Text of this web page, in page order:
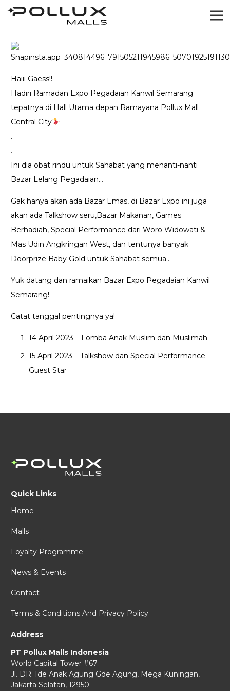
Haiii Gaess!!
Hadiri Ramadan Expo Pegadaian Kanwil Semarang
tepatnya di Hall Utama depan Ramayana Pollux Mall
Central City
.
.
Ini dia obat rindu untuk Sahabat yang menanti-nanti
Bazar Lelang Pegadaian…
Gak hanya akan ada Bazar Emas, di Bazar Expo ini juga
akan ada Talkshow seru,Bazar Makanan, Games
Berhadiah, Special Performance dari Woro Widowati &
Mas Udin Angkringan West, dan tentunya banyak
Doorprize Baby Gold untuk Sahabat semua…
Yuk datang dan ramaikan Bazar Expo Pegadaian Kanwil
Semarang!
Catat tanggal pentingnya ya!
14 April 2023 – Lomba Anak Muslim dan Muslimah
15 April 2023 – Talkshow dan Special Performance
Guest Star
Quick Links
Home
Malls
Loyalty Programme
News & Events
Contact
Terms & Conditions And Privacy Policy
Address
PT Pollux Malls Indonesia
World Capital Tower #67
Jl. DR. Ide Anak Agung Gde Agung, Mega Kuningan,
Jakarta Selatan, 12950